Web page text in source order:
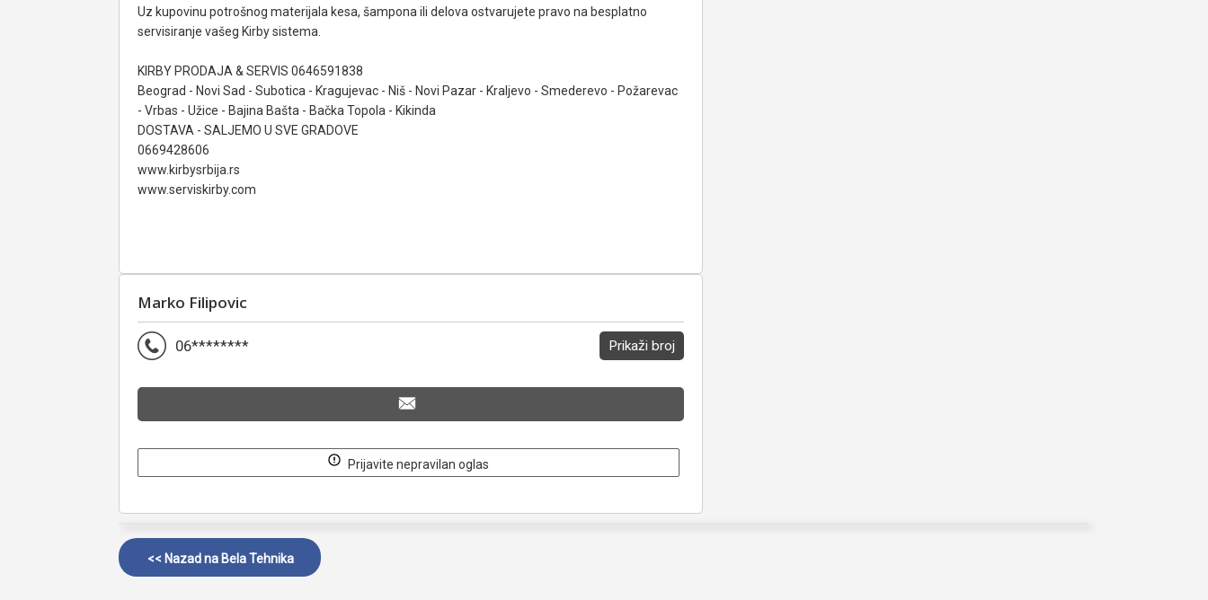
Uz kupovinu potrošnog materijala kesa, šampona ili delova ostvarujete pravo na besplatno
servisiranje vašeg Kirby sistema.
KIRBY PRODAJA & SERVIS 0646591838
Beograd - Novi Sad - Subotica - Kragujevac - Niš - Novi Pazar - Kraljevo - Smederevo - Požarevac
- Vrbas - Užice - Bajina Bašta - Bačka Topola - Kikinda
DOSTAVA - SALJEMO U SVE GRADOVE
0669428606
www.kirbysrbija.rs
www.serviskirby.com
Marko Filipovic
06******** Prikaži broj
Prijavite nepravilan oglas
<< Nazad na Bela Tehnika